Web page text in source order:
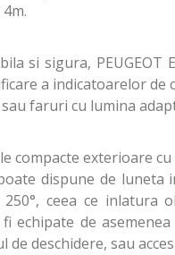
si sigura,
a indicatoarelor
faruri cu lumina
compacte exterioare
dispune de
ceea ce inlatura
echipate de
deschidere, sau